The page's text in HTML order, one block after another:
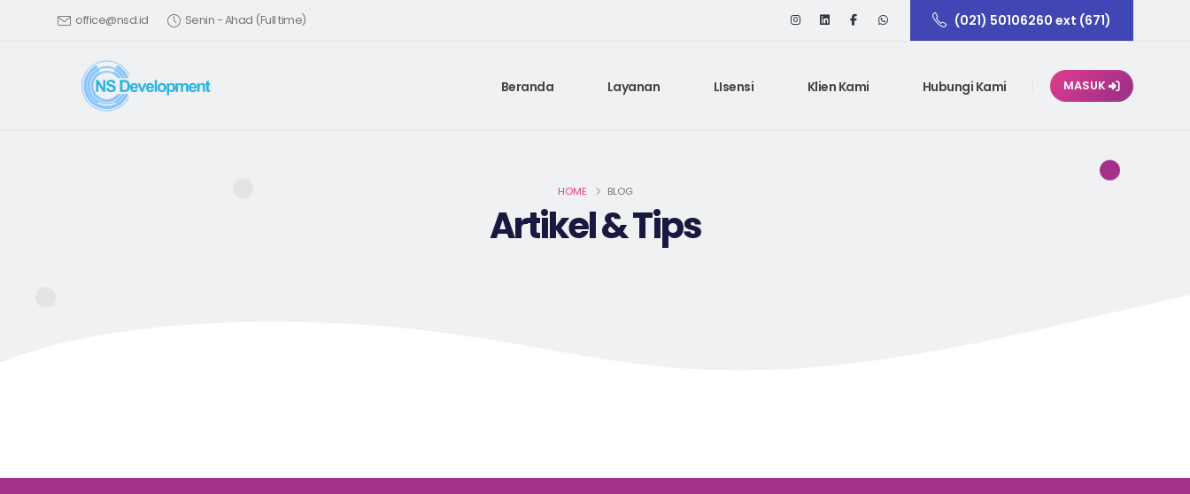
office@nsd.id Senin - Ahad (Full time) (021) 50106260 ext (671)
Beranda Layanan LIsensi Klien Kami Hubungi Kami MASUK
HOME BLOG
Artikel & Tips